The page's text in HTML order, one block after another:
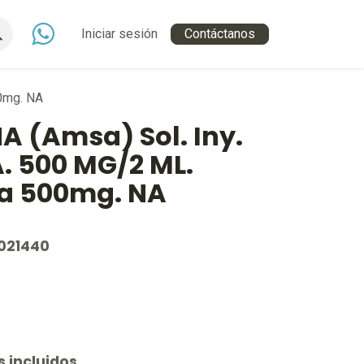
Aviso de privacidad Vacantes Empleos
Iniciar sesión Contáctanos
NA
(Amsa) Sol. Iny.
500 MG/2 ML.
500mg. NA